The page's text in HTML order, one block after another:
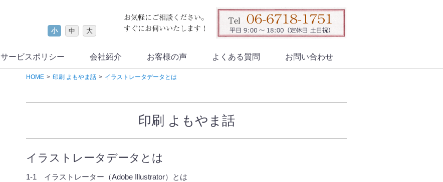
サービスポリシー 会社紹介 お客様の声 よくある質問 お問い合わせ
小 中 大
HOME 印刷 よもやま話 イラストレータデータとは
印刷 よもやま話
イラストレータデータとは
1-1 イラストレーター（Adobe Illustrator）とは